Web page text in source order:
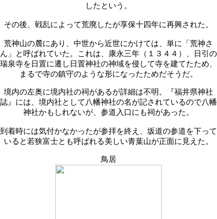
したという。
その後、戦乱によって荒廃したが享保十四年に再興された。
荒神山の麓にあり、中世から近世にかけては、単に「荒神さ
ん」と呼ばれていた。これは、康永三年（１３４４）、日引の
瑞泉寺を日置に遷し日置神社の神域を侵して寺を建てたため、
まるで寺の鎮守のような形になったためだそうだ。
境内の左奥に境内社の祠があるが詳細は不明。『福井県神社
誌』には、境内社として八幡神社の名が記されているので八幡
神社かもしれないが、参道入口にも祠があった。
到着時には気付かなかったが参拝を終え、坂道の参道を下って
いると若狭富士とも呼ばれる美しい青葉山が正面に見えた。
鳥居